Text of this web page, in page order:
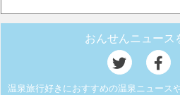
おんせんニュース
温泉旅行好きにおすすめの温泉ニュース